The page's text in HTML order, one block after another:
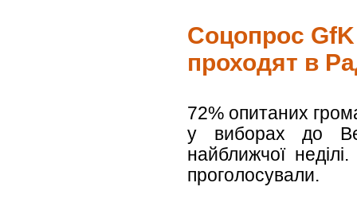
Cоцопрос
проходят в
72% опитаних
у виборах до
найближчої
проголосували.